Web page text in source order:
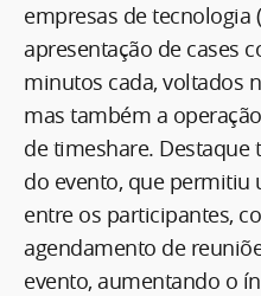
empresas de tecnologia
apresentação de cases
minutos cada, voltados
mas também a
de timeshare.
do evento, que permitiu
entre os participantes,
agendamento de
evento, aumentando o